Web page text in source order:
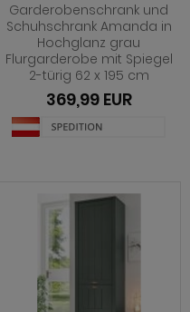
Garderobenschrank und
Schuhschrank Amanda in
Hochglanz grau
Flurgarderobe mit Spiegel
2-türig 62 x 195 cm
369,99 EUR